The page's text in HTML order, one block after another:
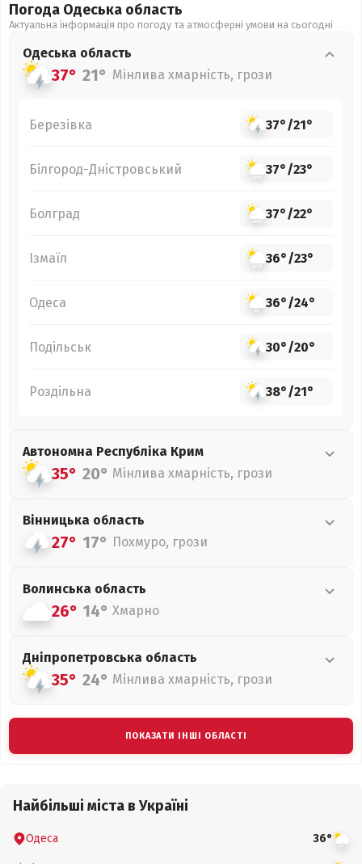
Погода Одеська область
Актуальна інформація про погоду та атмосферні умови на сьогодні
Одеська область
37° 21° Мінлива хмарність, грози
Березівка 37°/21°
Білгород-Дністровський 37°/23°
Болград 37°/22°
Ізмаїл 36°/23°
Одеса 36°/24°
Подільськ 30°/20°
Роздільна 38°/21°
Автономна Республіка Крим
35° 20° Мінлива хмарність, грози
Вінницька область
27° 17° Похмуро, грози
Волинська область
26° 14° Хмарно
Дніпропетровська область
35° 24° Мінлива хмарність, грози
ПОКАЗАТИ ІНШІ ОБЛАСТІ
Найбільші міста в Україні
Одеса 36°